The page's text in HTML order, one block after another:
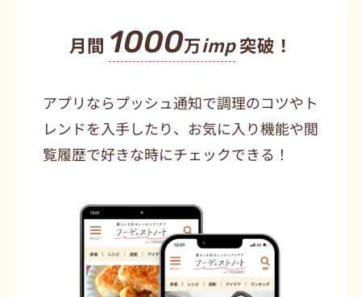
月間 1000万imp突破！
アプリならプッシュ通知で調理のコツやト
レンドを入手したり、お気に入り機能や閲
覧履歴で好きな時にチェックできる！